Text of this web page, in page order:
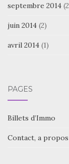
septembre 2014
juin 2014 (2)
avril 2014 (1)
PAGES
Billets d’Immo
Contact, a